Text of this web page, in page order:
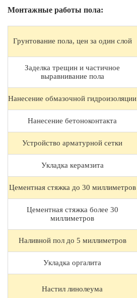
Монтажные работы пола:
Грунтование пола, цен за один слой
Заделка трещин и частичное
выравнивание пола
Нанесение обмазочной гидроизоляции
Нанесение бетоноконтакта
Устройство арматурной сетки
Укладка керамзита
Цементная стяжка до 30 миллиметров
Цементная стяжка более 30
миллиметров
Наливной пол до 5 миллиметров
Укладка оргалита
Настил линолеума